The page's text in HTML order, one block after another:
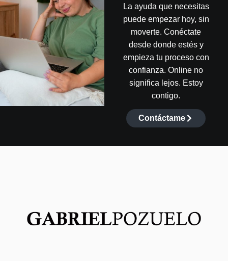
La ayuda que necesitas
puede empezar hoy, sin
moverte. Conéctate
desde donde estés y
empieza tu proceso con
confianza. Online no
significa lejos. Estoy
contigo.
Contáctame